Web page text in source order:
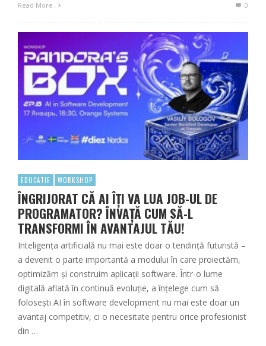
Read More 0
EDUCATIE WORKSHOP
ÎNGRIJORAT CĂ AI ÎȚI VA LUA JOB-UL DE
PROGRAMATOR? ÎNVAȚĂ CUM SĂ-L
TRANSFORMI ÎN AVANTAJUL TĂU!
Inteligența artificială nu mai este doar o tendință futuristă –
a devenit o parte importantă a modului în care proiectăm,
optimizăm și construim aplicații software. Într-o lume
digitală aflată în continuă evoluție, a înțelege cum să
folosești AI în software development nu mai este doar un
avantaj competitiv, ci o necesitate pentru orice profesionist
din …